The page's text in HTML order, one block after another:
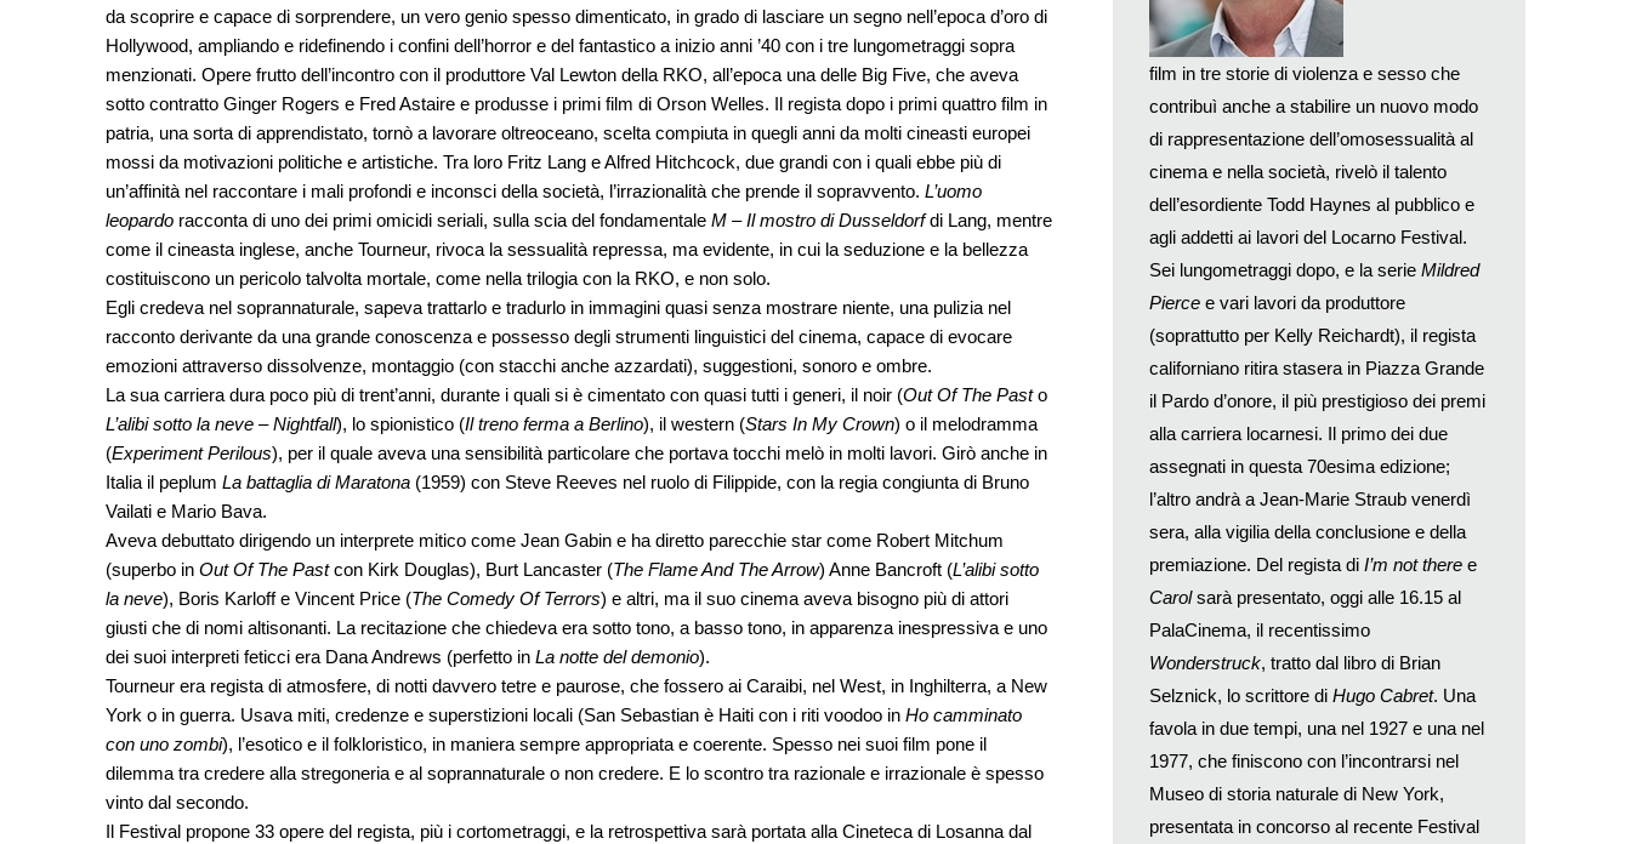
da scoprire e capace di sorprendere, un vero genio spesso dimenticato, in grado di lasciare un segno nell’epoca d’oro di
Hollywood, ampliando e ridefinendo i confini dell’horror e del fantastico a inizio anni ’40 con i tre lungometraggi sopra
menzionati. Opere frutto dell’incontro con il produttore Val Lewton della RKO, all’epoca una delle Big Five, che aveva
sotto contratto Ginger Rogers e Fred Astaire e produsse i primi film di Orson Welles. Il regista dopo i primi quattro film in
patria, una sorta di apprendistato, tornò a lavorare oltreoceano, scelta compiuta in quegli anni da molti cineasti europei
mossi da motivazioni politiche e artistiche. Tra loro Fritz Lang e Alfred Hitchcock, due grandi con i quali ebbe più di
un’affinità nel raccontare i mali profondi e inconsci della società, l’irrazionalità che prende il sopravvento. L’uomo
leopardo racconta di uno dei primi omicidi seriali, sulla scia del fondamentale M – Il mostro di Dusseldorfdi Lang, mentre
come il cineasta inglese, anche Tourneur, rivoca la sessualità repressa, ma evidente, in cui la seduzione e la bellezza
costituiscono un pericolo talvolta mortale, come nella trilogia con la RKO, e non solo.
Egli credeva nel soprannaturale, sapeva trattarlo e tradurlo in immagini quasi senza mostrare niente, una pulizia nel
racconto derivante da una grande conoscenza e possesso degli strumenti linguistici del cinema, capace di evocare
emozioni attraverso dissolvenze, montaggio (con stacchi anche azzardati), suggestioni, sonoro e ombre.
La sua carriera dura poco più di trent’anni, durante i quali si è cimentato con quasi tutti i generi, il noir (Out Of The Pasto
L’alibi sotto la neve – Nightfall), lo spionistico (Il treno ferma a Berlino), il western (Stars In My Crown) o il melodramma
(Experiment Perilous), per il quale aveva una sensibilità particolare che portava tocchi melò in molti lavori. Girò anche in
Italia il peplum La battaglia di Maratona (1959) con Steve Reeves nel ruolo di Filippide, con la regia congiunta di Bruno
Vailati e Mario Bava.
Aveva debuttato dirigendo un interprete mitico come Jean Gabin e ha diretto parecchie star come Robert Mitchum
(superbo in Out Of The Pastcon Kirk Douglas), Burt Lancaster (The Flame And The Arrow) Anne Bancroft (L’alibi sotto
la neve), Boris Karloff e Vincent Price (The Comedy Of Terrors) e altri, ma il suo cinema aveva bisogno più di attori
giusti che di nomi altisonanti. La recitazione che chiedeva era sotto tono, a basso tono, in apparenza inespressiva e uno
dei suoi interpreti feticci era Dana Andrews (perfetto in La notte del demonio).
Tourneur era regista di atmosfere, di notti davvero tetre e paurose, che fossero ai Caraibi, nel West, in Inghilterra, a New
York o in guerra. Usava miti, credenze e superstizioni locali (San Sebastian è Haiti con i riti voodoo in Ho camminato
con uno zombi), l’esotico e il folkloristico, in maniera sempre appropriata e coerente. Spesso nei suoi film pone il
dilemma tra credere alla stregoneria e al soprannaturale o non credere. E lo scontro tra razionale e irrazionale è spesso
vinto dal secondo.
Il Festival propone 33 opere del regista, più i cortometraggi, e la retrospettiva sarà portata alla Cineteca di Losanna dal
film in tre storie di violenza e sesso che
contribuì anche a stabilire un nuovo modo
di rappresentazione dell’omosessualità al
cinema e nella società, rivelò il talento
dell’esordiente Todd Haynes al pubblico e
agli addetti ai lavori del Locarno Festival.
Sei lungometraggi dopo, e la serie Mildred
Pierce e vari lavori da produttore
(soprattutto per Kelly Reichardt), il regista
californiano ritira stasera in Piazza Grande
il Pardo d’onore, il più prestigioso dei premi
alla carriera locarnesi. Il primo dei due
assegnati in questa 70esima edizione;
l’altro andrà a Jean-Marie Straub venerdì
sera, alla vigilia della conclusione e della
premiazione. Del regista di I’m not there e
Carolsarà presentato, oggi alle 16.15 al
PalaCinema, il recentissimo
Wonderstruck, tratto dal libro di Brian
Selznick, lo scrittore di Hugo Cabret. Una
favola in due tempi, una nel 1927 e una nel
1977, che finiscono con l’incontrarsi nel
Museo di storia naturale di New York,
presentata in concorso al recente Festival